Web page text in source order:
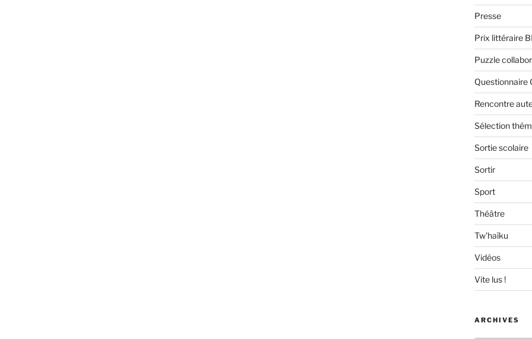
Presse
Prix littéraire
Puzzle
Questionnaire
Rencontre
Sélection
Sortie scolaire
Sortir
Sport
Théâtre
Tw'haïku
Vidéos
Vite lus !
ARCHIVES